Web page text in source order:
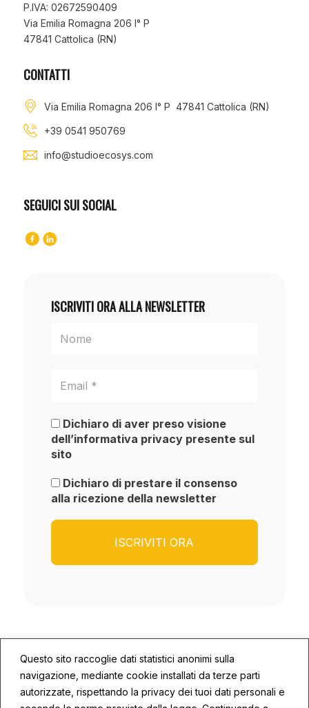
Questo sito raccoglie dati statistici anonimi sulla
navigazione, mediante cookie installati da terze parti
autorizzate, rispettando la privacy dei tuoi dati personali e
P.IVA: 02672590409
Via Emilia Romagna 206 I° P
47841 Cattolica (RN)
CONTATTI
Via Emilia Romagna 206 I° P 47841 Cattolica (RN)
+39 0541 950769
info@studioecosys.com
SEGUICI SUI SOCIAL
ISCRIVITI ORA ALLA NEWSLETTER
Dichiaro di aver preso visione
dell’informativa privacy presente sul
sito
Dichiaro di prestare il consenso
alla ricezione della newsletter